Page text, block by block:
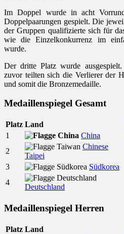
Im Doppel wurde in acht
Doppelpaarungen gespielt. Die
der Gruppen qualifizierte sich für
wie die Einzelkonkurrenz im
wurde.
Der dritte Platz wurde
zuvor teilten sich die Verlierer der
und somit die Bronzemedaille.
Medaillenspiegel Gesamt
Platz Land
1
China
2
Chinese
Taipei
3
Südkorea
4
Deutschland
Medaillenspiegel Herren
Platz Land